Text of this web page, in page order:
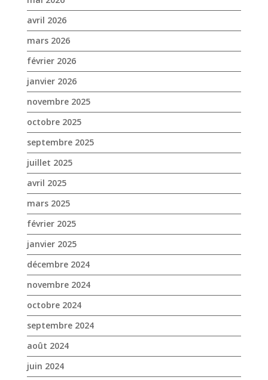
avril 2026
mars 2026
février 2026
janvier 2026
novembre 2025
octobre 2025
septembre 2025
juillet 2025
avril 2025
mars 2025
février 2025
janvier 2025
décembre 2024
novembre 2024
octobre 2024
septembre 2024
août 2024
juin 2024